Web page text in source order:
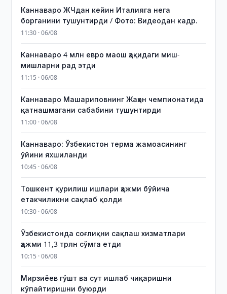
Каннаваро ЖЧдан кейин Италияга нега
борганини тушунтирди / Фото: Видеодан кадр.
11:30 · 06/08
Каннаваро 4 млн евро маош ҳақидаги миш-
мишларни рад этди
11:15 · 06/08
Каннаваро Машариповнинг Жаҳон чемпионатида
қатнашмагани сабабини тушунтирди
11:00 · 06/08
Каннаваро: Ўзбекистон терма жамоасининг
ўйини яхшиланди
10:45 · 06/08
Тошкент қурилиш ишлари ҳажми бўйича
етакчиликни сақлаб қолди
10:30 · 06/08
Ўзбекистонда соғлиқни сақлаш хизматлари
ҳажми 11,3 трлн сўмга етди
10:15 · 06/08
Мирзиёев гўшт ва сут ишлаб чиқаришни
кўпайтиришни буюрди